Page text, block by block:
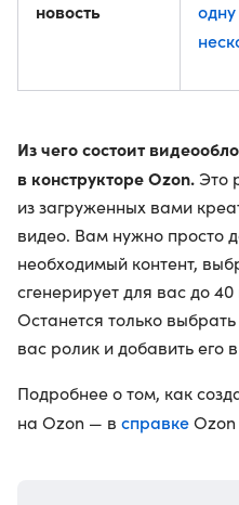
новость
Из чего состоит
в конструкторе Ozon.Это
из загруженных вами
видео. Вам нужно просто
необходимый контент,
сгенерирует для вас до
Останется только
вас ролик и добавить его
Подробнее о том, как
на Ozon — в справкеOzon